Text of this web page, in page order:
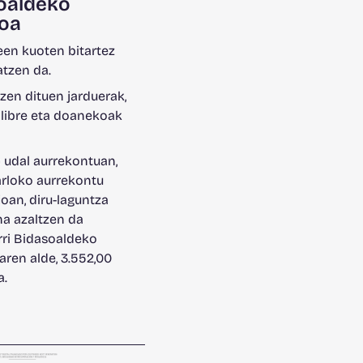
kuoten bitartez
da.
dituen jarduerak,
eta doanekoak
aurrekontuan,
aurrekontu
diru-laguntza
azaltzen da
Bidasoaldeko
alde, 3.552,00